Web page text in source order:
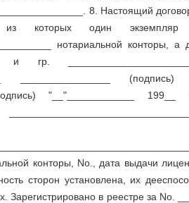
8. Настоящий
из которых один
нотариальной конторы, а
и гр.
________________ (подпись)
"__"____________
конторы, Nо., дата выдачи
сторон установлена, их
Зарегистрировано в реестре за Nо.